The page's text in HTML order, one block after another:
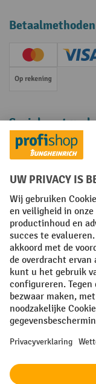
Betaalmethoden
Creditcard
Op rekening
Sociale
Facebook
YouTube
LinkedIn
Algemene
Privacyverklaring
All prices excl. VAT plus
if not stated otherwise.
¹ De korting is geldig
toepassing op speciale
procentuele kortingen
nieuwsbrief. De
korting varieert per
pallettrucks,